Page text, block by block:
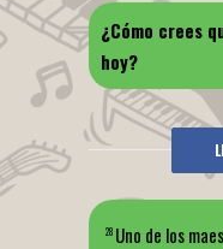
¿Cómo crees
hoy?
28 Uno de los